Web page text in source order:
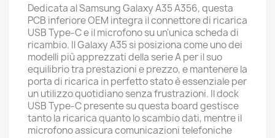
Dedicata al Samsung Galaxy A35 A356, questa
PCB inferiore OEM integra il connettore di ricarica
USB Type-C e il microfono su un'unica scheda di
ricambio. Il Galaxy A35 si posiziona come uno dei
modelli più apprezzati della serie A per il suo
equilibrio tra prestazioni e prezzo, e mantenere la
porta di ricarica in perfetto stato è essenziale per
un utilizzo quotidiano senza frustrazioni. Il dock
USB Type-C presente su questa board gestisce
tanto la ricarica quanto lo scambio dati, mentre il
microfono assicura comunicazioni telefoniche